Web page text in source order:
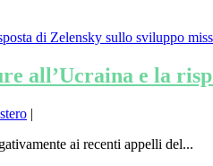
all’Ucraina e la
|
ai recenti appelli del...